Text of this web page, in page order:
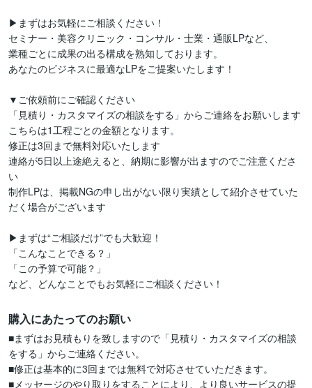
▶まずはお気軽にご相談ください！
セミナー・美容クリニック・コンサル・士業・通販LPなど、
業種ごとに成果の出る構成を熟知しております。
あなたのビジネスに最適なLPをご提案いたします！
▼ご依頼前にご確認ください
「見積り・カスタマイズの相談をする」からご連絡をお願いします
こちらは1工程ごとの金額となります。
修正は3回まで無料対応いたします
連絡が5日以上途絶えると、納期に影響が出ますのでご注意くださ
い
制作LPは、掲載NGの申し出がない限り実績として紹介させていた
だく場合がございます
▶まずは“ご相談だけ”でも大歓迎！
「こんなことできる？」
「この予算で可能？」
など、どんなことでもお気軽にご相談ください！
購入にあたってのお願い
■まずはお見積もりを致しますので「見積り・カスタマイズの相談
をする」からご連絡ください。
■修正は基本的に3回までは無料で対応させていただきます。
■メッセージのやり取りをすることにより、より良いサービスの提